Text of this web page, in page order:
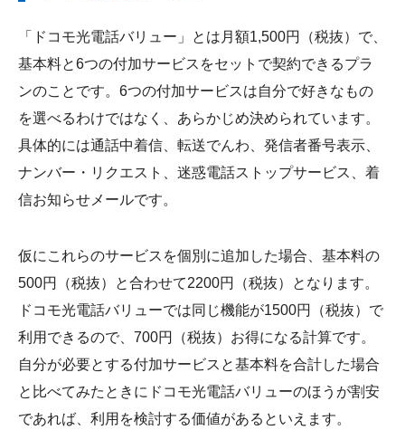
「ドコモ光電話バリュー」とは月額1,500円（税抜）で、
基本料と6つの付加サービスをセットで契約できるプラ
ンのことです。6つの付加サービスは自分で好きなもの
を選べるわけではなく、あらかじめ決められています。
具体的には通話中着信、転送でんわ、発信者番号表示、
ナンバー・リクエスト、迷惑電話ストップサービス、着
信お知らせメールです。
仮にこれらのサービスを個別に追加した場合、基本料の
500円（税抜）と合わせて2200円（税抜）となります。
ドコモ光電話バリューでは同じ機能が1500円（税抜）で
利用できるので、700円（税抜）お得になる計算です。
自分が必要とする付加サービスと基本料を合計した場合
と比べてみたときにドコモ光電話バリューのほうが割安
であれば、利用を検討する価値があるといえます。